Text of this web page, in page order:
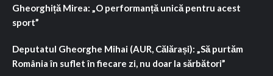
Gheorghiță Mirea: „O performanță unică pentru acest
sport”
Deputatul Gheorghe Mihai (AUR, Călărași): „Să purtăm
România în suflet în fiecare zi, nu doar la sărbători”